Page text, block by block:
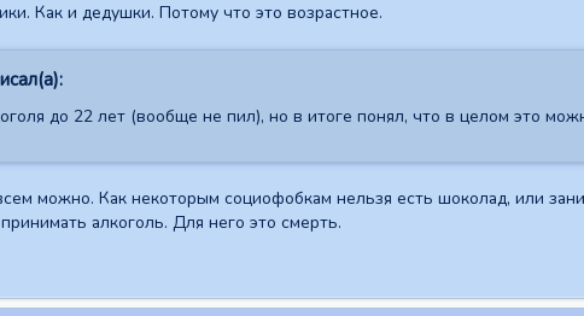
Как и дедушки. Потому что это возрастное.
до 22 лет (вообще не пил), но в итоге понял, что в целом это
можно. Как некоторым социофобкам нельзя есть шоколад, или
алкоголь. Для него это смерть.